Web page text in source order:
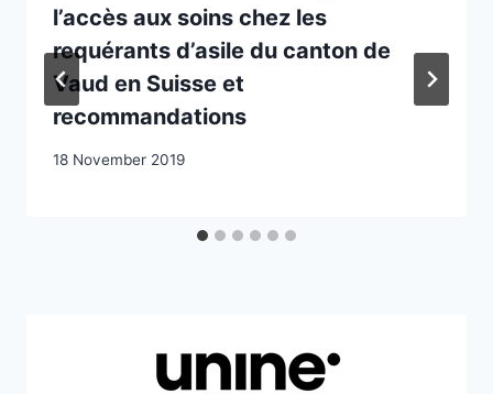
l’accès aux soins chez les
requérants d’asile du canton de
Vaud en Suisse et
recommandations
18 November 2019